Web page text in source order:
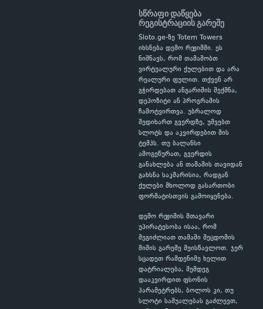
სწრაფი დაწყება
რეგისტრაციის გარეშე
Sloto.ge-ზე Totem Towers
იხსნება დემო რეჟიმში. ეს
ნიშნავს, რომ თამაშობთ
ვირტუალური ქულებით და არა
რეალური ფულით. თქვენ არ
გჭირდებათ ანგარიშის შექმნა,
დეპოზიტი ან პროგრამის
ჩამოტვირთვა. უბრალოდ
შედიხართ გვერდზე, უშვებთ
სლოტს და აკვირდებით მის
ტემპს. თუ ბალანსი
ამოგეწურათ, გვერდის
განახლება ან თამაშის თავიდან
გახსნა საკმარისია, რადგან
ქულები მხოლოდ გასართობი
ფორმატისთვის გამოიყენება.
დემო რეჟიმის მთავარი
უპირატესობა ისაა, რომ
შეგიძლიათ თამაში შეცდომის
შიშის გარეშე შეისწავლოთ. ჯერ
სცადეთ რამდენიმე ხელით
დატრიალება, შემდეგ
დააკვირდით ფსონის
პარამეტრებს, ბოლოს კი, თუ
სლოტი საშუალებას გაძლევთ,